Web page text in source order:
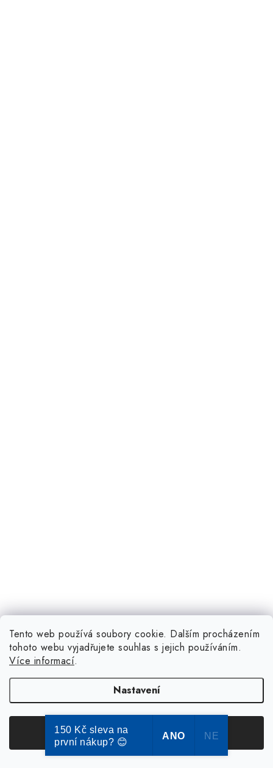
Tento web používá soubory cookie. Dalším procházením
tohoto webu vyjadřujete souhlas s jejich používáním.
Více informací.
Nastavení
Souhlasím
Aktuální novinky a akce na váš e-mail
E-mail PŘIHLÁSIT SE
150 Kč sleva na
první nákup? 😊
ANO NE